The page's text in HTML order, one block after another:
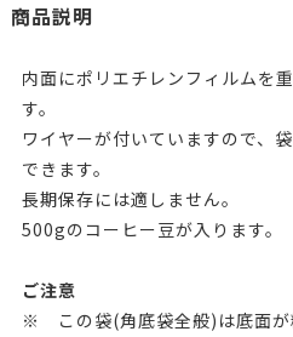
商品説明
内面にポリエチレンフィルムを
す。
ワイヤーが付いていますので、
できます。
長期保存には適しません。
500gのコーヒー豆が入ります。
ご注意
※ この袋(角底袋全般)は底面が